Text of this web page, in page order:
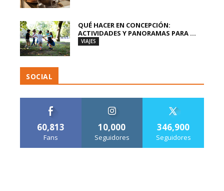
QUÉ HACER EN CONCEPCIÓN:
ACTIVIDADES Y PANORAMAS PARA ...
VIAJES
SOCIAL
60,813
Fans
10,000
Seguidores
346,900
Seguidores